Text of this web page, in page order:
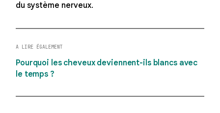
du système nerveux.
A LIRE ÉGALEMENT
Pourquoi les cheveux deviennent-ils blancs avec
le temps ?